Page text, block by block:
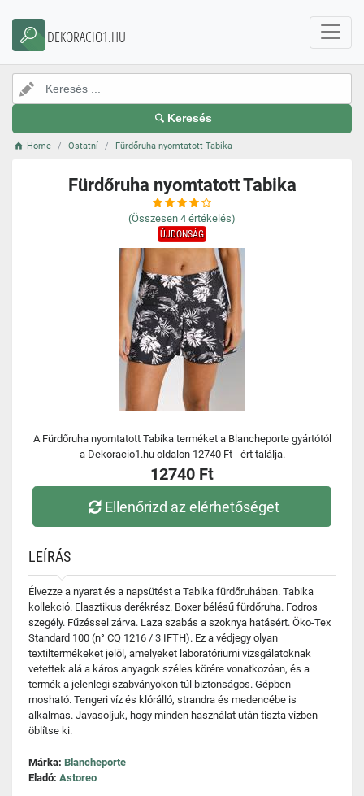
DEKORACIO1.HU
Keresés
Home Ostatní Fürdőruha nyomtatott Tabika
Fürdőruha nyomtatott Tabika
(Összesen 4 értékelés)
ÚJDONSÁG
A Fürdőruha nyomtatott Tabika terméket a Blancheporte gyártótól
a Dekoracio1.hu oldalon 12740 Ft - ért találja.
12740 Ft
Ellenőrizd az elérhetőséget
LEÍRÁS
Élvezze a nyarat és a napsütést a Tabika fürdőruhában. Tabika
kollekció. Elasztikus derékrész. Boxer bélésű fürdőruha. Fodros
szegély. Fűzéssel zárva. Laza szabás a szoknya hatásért. Öko-Tex
Standard 100 (n° CQ 1216 / 3 IFTH). Ez a védjegy olyan
textiltermékeket jelöl, amelyeket laboratóriumi vizsgálatoknak
vetettek alá a káros anyagok széles körére vonatkozóan, és a
termék a jelenlegi szabványokon túl biztonságos. Gépben
mosható. Tengeri víz és klórálló, strandra és medencébe is
alkalmas. Javasoljuk, hogy minden használat után tiszta vízben
öblítse ki.
Márka: Blancheporte
Eladó: Astoreo